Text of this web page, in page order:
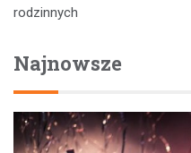
rodzinnych
Najnowsze